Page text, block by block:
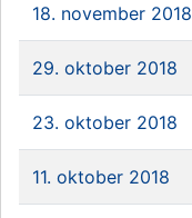
18. november 2018
29. oktober 2018
23. oktober 2018
11. oktober 2018